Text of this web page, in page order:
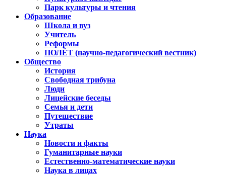
Парк культуры и чтения
Образование
Школа и вуз
Учитель
Реформы
ПОЛЁТ (научно-педагогический вестник)
Общество
История
Свободная трибуна
Люди
Лицейские беседы
Семья и дети
Путешествие
Утраты
Наука
Новости и факты
Гуманитарные науки
Естественно-математические науки
Наука в лицах